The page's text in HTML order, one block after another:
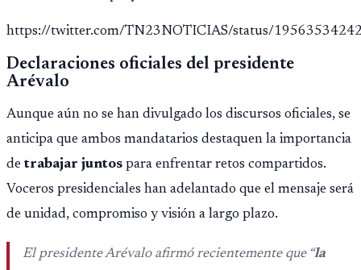
https://twitter.com/TN23NOTICIAS/status/
Declaraciones oficiales del presidente
Arévalo
Aunque aún no se han divulgado los discursos oficiales, se
anticipa que ambos mandatarios destaquen la importancia
detrabajar juntos para enfrentar retos compartidos.
Voceros presidenciales han adelantado que el mensaje será
de unidad, compromiso y visión a largo plazo.
El presidente Arévalo afirmó recientemente que “la